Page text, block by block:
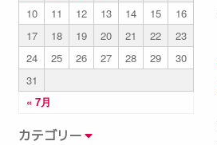
« 7月
10
11 12 13 14 15
16
17
18 19 20 21 22
23
24
25 26 27 28 29
30
31
カテゴリー